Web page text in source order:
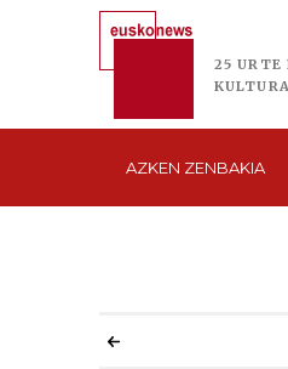
25 URTE
KULTURA
AZKEN ZENBAKIA